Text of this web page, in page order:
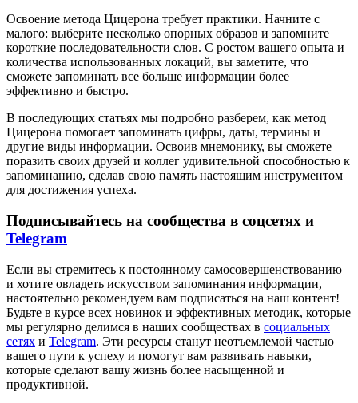
Освоение метода Цицерона требует практики. Начните с
малого: выберите несколько опорных образов и запомните
короткие последовательности слов. С ростом вашего опыта и
количества использованных локаций, вы заметите, что
сможете запоминать все больше информации более
эффективно и быстро.
В последующих статьях мы подробно разберем, как метод
Цицерона помогает запоминать цифры, даты, термины и
другие виды информации. Освоив мнемонику, вы сможете
поразить своих друзей и коллег удивительной способностью к
запоминанию, сделав свою память настоящим инструментом
для достижения успеха.
Подписывайтесь на сообщества в соцсетях и
Telegram
Если вы стремитесь к постоянному самосовершенствованию
и хотите овладеть искусством запоминания информации,
настоятельно рекомендуем вам подписаться на наш контент!
Будьте в курсе всех новинок и эффективных методик, которые
мы регулярно делимся в наших сообществах в социальных
сетях и Telegram. Эти ресурсы станут неотъемлемой частью
вашего пути к успеху и помогут вам развивать навыки,
которые сделают вашу жизнь более насыщенной и
продуктивной.